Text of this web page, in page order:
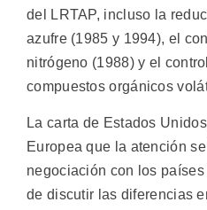
del LRTAP, incluso la
azufre (1985 y 1994), el
nitrógeno (1988) y el
compuestos orgánicos
La carta de Estados
Europea que la atención
negociación con los
de discutir las diferencias